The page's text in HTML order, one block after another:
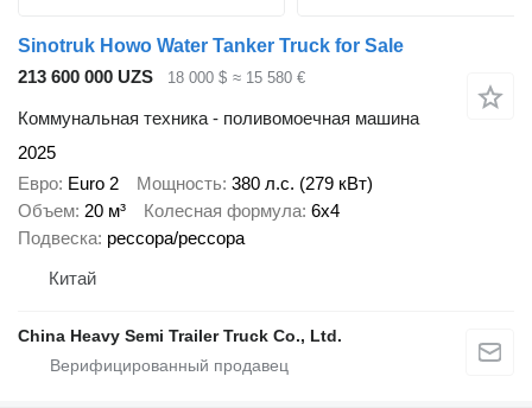
Sinotruk Howo Water Tanker Truck for Sale
213 600 000 UZS
18 000 $ ≈ 15 580 €
Коммунальная техника - поливомоечная машина
2025
Евро Euro 2 Мощность 380 л.с. (279 кВт)
Объем 20 м³ Колесная формула 6x4
Подвеска рессора/рессора
Китай
China Heavy Semi Trailer Truck Co., Ltd.